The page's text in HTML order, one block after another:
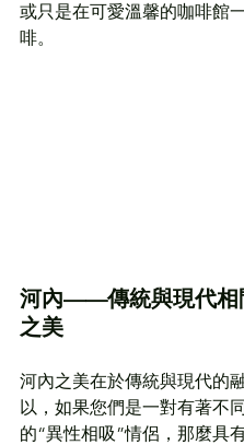
或只是在可愛溫馨的咖啡館
啡。
河內——傳統與現代相
之美
河內之美在於傳統與現代的
以，如果您們是一對有著不
的“異性相吸”情侶，那麼具